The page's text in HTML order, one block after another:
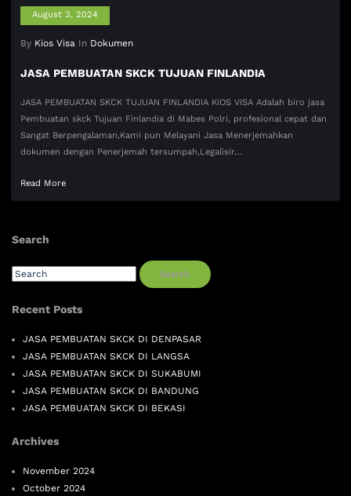
August 3, 2024
By Kios Visa In Dokumen
JASA PEMBUATAN SKCK TUJUAN FINLANDIA
JASA PEMBUATAN SKCK TUJUAN FINLANDIA KIOS VISA Adalah biro jasa
Pembuatan skck Tujuan Finlandia di Mabes Polri, profesional cepat dan
Sangat Berpengalaman,Kami pun Melayani Jasa Menerjemahkan
dokumen dengan Penerjemah tersumpah,Legalisir…
Read More
Search
Search
Recent Posts
JASA PEMBUATAN SKCK DI DENPASAR
JASA PEMBUATAN SKCK DI LANGSA
JASA PEMBUATAN SKCK DI SUKABUMI
JASA PEMBUATAN SKCK DI BANDUNG
JASA PEMBUATAN SKCK DI BEKASI
Archives
November 2024
October 2024